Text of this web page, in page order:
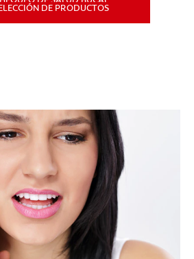
PARA PROFESIONALES
DÓNDE COMPRAR
SUSCRÍBETE
DE PRODUCTOS